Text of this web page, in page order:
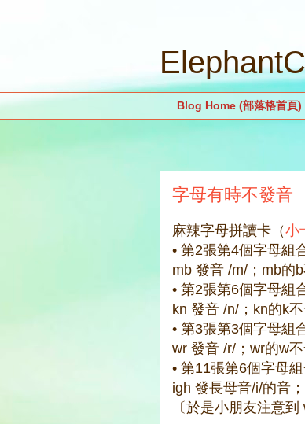
Blog Home (部落格首頁)
字母有時不發音
麻辣字母拼讀卡（小
• 第2張第4個字母組
mb 發音 /m/；mb的
• 第2張第6個字母組
kn 發音 /n/；kn的k
• 第3張第3個字母組
wr 發音 /r/；wr的w
• 第11張第6個字母
igh 發長母音/i/的音
〔於是小朋友注意